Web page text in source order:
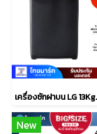
New